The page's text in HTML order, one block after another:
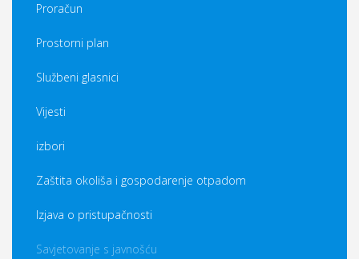
Proračun
Prostorni plan
Službeni glasnici
Vijesti
izbori
Zaštita okoliša i gospodarenje otpadom
Izjava o pristupačnosti
Savjetovanje s javnošću